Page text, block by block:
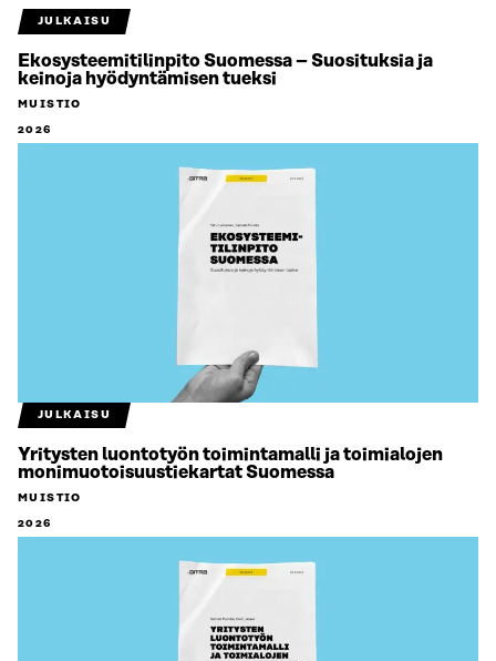
JULKAISU
Ekosysteemitilinpito Suomessa – Suosituksia ja
keinoja hyödyntämisen tueksi
MUISTIO
2026
JULKAISU
Yritysten luontotyön toimintamalli ja toimialojen
monimuotoisuustiekartat Suomessa
MUISTIO
2026